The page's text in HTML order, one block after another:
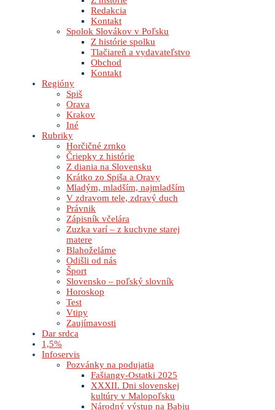
Redakcia
Kontakt
Spolok Slovákov v Poľsku
Z histórie spolku
Tlačiareň a vydavateľstvo
Obchod
Kontakt
Regióny
Spiš
Orava
Krakov
Iné
Rubriky
Horčičné zrnko
Čriepky z histórie
Z diania na Slovensku
Krátko zo Spiša a Oravy
Mladým, mladším, najmladším
V zdravom tele, zdravý duch
Právnik
Zápisník včelára
Zuzka varí – z kuchyne starej
matere
Blahoželáme
Odišli od nás
Šport
Slovensko – poľský slovník
Horoskop
Test
Vtipy
Zaujímavosti
Dar srdca
1,5%
Infoservis
Pozvánky na podujatia
Fašiangy-Ostatki 2025
XXXII. Dni slovenskej
kultúry v Malopoľsku
Národný výstup na Babiu